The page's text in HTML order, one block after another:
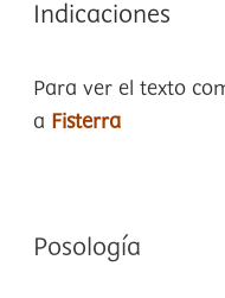
Indicaciones
Para ver el texto
a Fisterra
Posología